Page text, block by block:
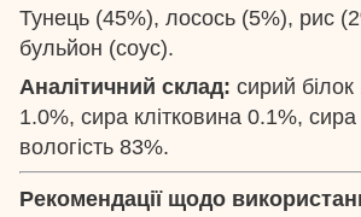
Тунець (45%), лосось (5%), рис
бульйон (соус).
Аналітичний склад: сирий
1.0%, сира клітковина 0.1%,
вологість 83%.
Рекомендації щодо